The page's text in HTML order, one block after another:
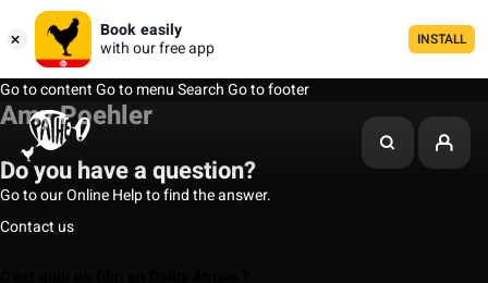
Book easily
with our free app
INSTALL
Go to contentGo to menuSearchGo to footer
Amy Poehler
Do you have a question?
Go to our Online Help to find the answer.
Contact us